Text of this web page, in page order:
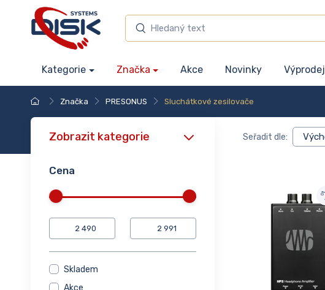
Kategorie Značka Akce Novinky Výprodej
Značka PRESONUS Sluchátkové zesilovače
Zobrazit kategorie
Cena
Skladem
Akce
Seřadit dle: